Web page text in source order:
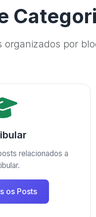
por
relacionados a
os Posts